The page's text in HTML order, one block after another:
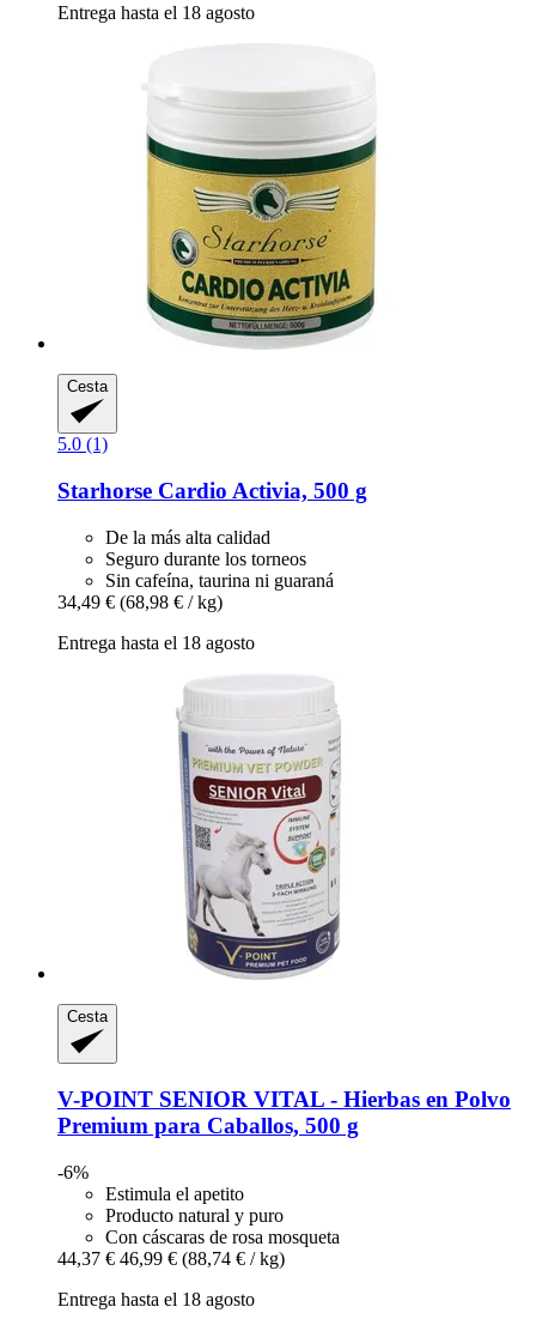
Entrega hasta el 18 agosto
Cesta
5.0 (1)
Starhorse Cardio Activia, 500 g
De la más alta calidad
Seguro durante los torneos
Sin cafeína, taurina ni guaraná
34,49 € (68,98 € / kg)
Entrega hasta el 18 agosto
Cesta
V-POINT SENIOR VITAL -​ Hierbas en Polvo
Premium para Caballos, 500 g
-6%
Estimula el apetito
Producto natural y puro
Con cáscaras de rosa mosqueta
44,37 € 46,99 € (88,74 € / kg)
Entrega hasta el 18 agosto